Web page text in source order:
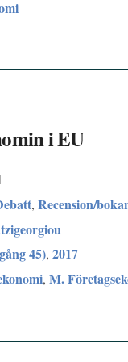
i EU
, Recension/
45), 2017
, M.